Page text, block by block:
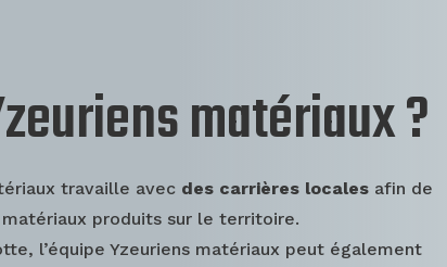
matériaux ?
travaille avec des carrières locales afin de
produits sur le territoire.
l’équipe Yzeuriens matériaux peut également